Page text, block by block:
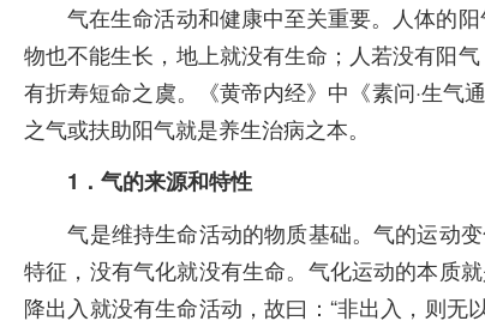
气在生命活动和健康中至关重要。人体的阳
物也不能生长，地上就没有生命；人若没有阳
有折寿短命之虞。《黄帝内经》中《素问·生气
之气或扶助阳气就是养生治病之本。
1．气的来源和特性
气是维持生命活动的物质基础。气的运动变
特征，没有气化就没有生命。气化运动的本质
降出入就没有生命活动，故曰：“非出入，则